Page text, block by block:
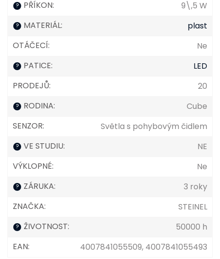
? PŘÍKON: 9\,5 W
? MATERIÁL:
plast
OTÁČECÍ: Ne
? PATICE:
LED
PRODEJŮ: 20
? RODINA:
Cube
SENZOR: Světla s pohybovým čidlem
? VE STUDIU:
NE
VÝKLOPNÉ: Ne
? ZÁRUKA:
3 roky
ZNAČKA: STEINEL
? ŽIVOTNOST:
50000 h
EAN: 4007841055509, 4007841055493